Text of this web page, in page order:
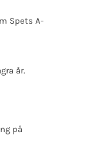
Spets A-
år.
på